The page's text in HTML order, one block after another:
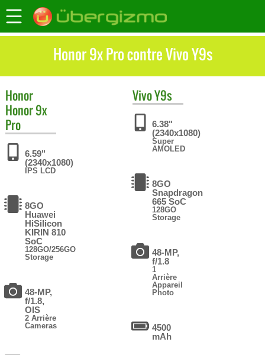
Honor 9x Pro contre Vivo Y9s
Honor
Honor 9x
Pro
6.59"
(2340x1080)
IPS LCD
8GO
Huawei
HiSilicon
KIRIN 810
SoC
128GO/256GO
Storage
48-MP,
f/1.8,
OIS
2 Arrière
Cameras
VivoY9s
6.38"
(2340x1080)
Super
AMOLED
8GO
Snapdragon
665 SoC
128GO
Storage
48-MP,
f/1.8
1
Arrière
Appareil
Photo
4500
mAh